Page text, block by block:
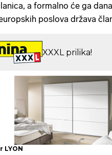
a formalno će ga
poslova država